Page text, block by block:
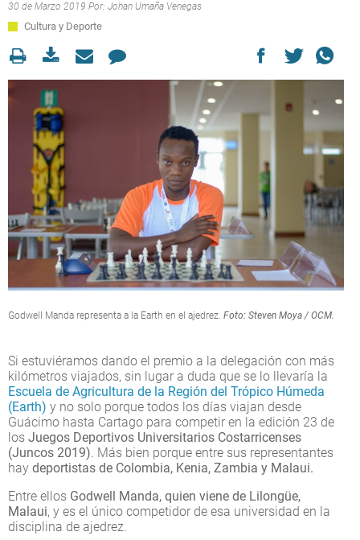
30 de Marzo 2019 Por: Johan Umaña Venegas
Cultura y Deporte
Godwell Manda representa a la Earth en el ajedrez. Foto: Steven Moya / OCM.
Si estuviéramos dando el premio a la delegación con más
kilómetros viajados, sin lugar a duda que se lo llevaría la
Escuela de Agricultura de la Región del Trópico Húmeda
(Earth) y no solo porque todos los días viajan desde
Guácimo hasta Cartago para competir en la edición 23 de
los Juegos Deportivos Universitarios Costarricenses
(Juncos 2019). Más bien porque entre sus representantes
hay deportistas de Colombia, Kenia, Zambia y Malaui.
Entre ellos Godwell Manda, quien viene de Lilongüe,
Malaui, y es el único competidor de esa universidad en la
disciplina de ajedrez.